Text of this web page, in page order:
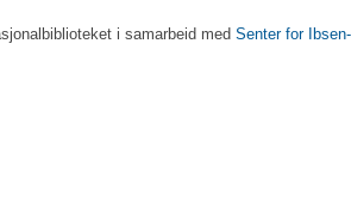
i samarbeid med Senter for